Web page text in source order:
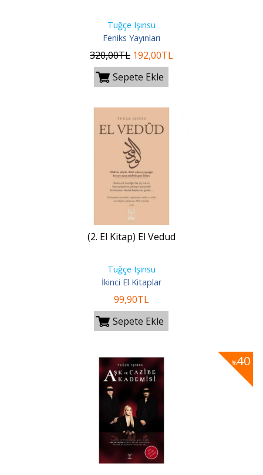
Tuğçe Işınsu
Feniks Yayınları
320,00TL 192,00TL
Sepete Ekle
(2. El Kitap) El Vedud
Tuğçe Işınsu
İkinci El Kitaplar
99,90TL
Sepete Ekle
%40